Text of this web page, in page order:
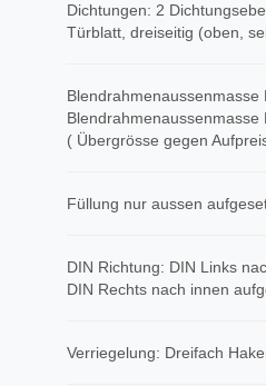
Dichtungen: 2
Türblatt, dreiseitig (oben,
Blendrahmenaussenmasse
( Übergrösse gegen
Füllung nur aussen
DIN Richtung: DIN Links
DIN Rechts nach innen
Verriegelung: Dreifach